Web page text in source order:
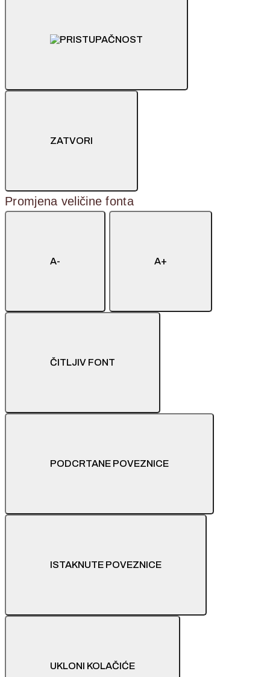
ZATVORI
Promjena veličine fonta
A- A+
ČITLJIV FONT
PODCRTANE POVEZNICE
ISTAKNUTE POVEZNICE
UKLONI KOLAČIĆE